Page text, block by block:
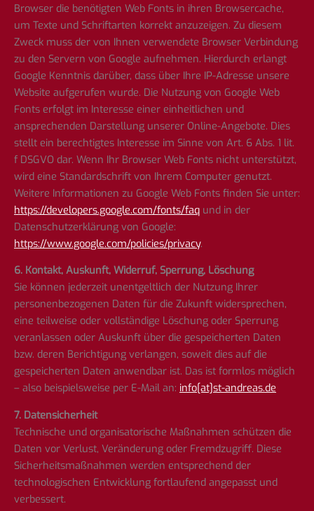
Browser die benötigten Web Fonts in ihren Browsercache,
um Texte und Schriftarten korrekt anzuzeigen. Zu diesem
Zweck muss der von Ihnen verwendete Browser Verbindung
zu den Servern von Google aufnehmen. Hierdurch erlangt
Google Kenntnis darüber, dass über Ihre IP-Adresse unsere
Website aufgerufen wurde. Die Nutzung von Google Web
Fonts erfolgt im Interesse einer einheitlichen und
ansprechenden Darstellung unserer Online-Angebote. Dies
stellt ein berechtigtes Interesse im Sinne von Art. 6 Abs. 1 lit.
f DSGVO dar. Wenn Ihr Browser Web Fonts nicht unterstützt,
wird eine Standardschrift von Ihrem Computer genutzt.
Weitere Informationen zu Google Web Fonts finden Sie unter:
https://developers.google.com/fonts/faq und in der
Datenschutzerklärung von Google:
https://www.google.com/policies/privacy.
6. Kontakt, Auskunft, Widerruf, Sperrung, Löschung
Sie können jederzeit unentgeltlich der Nutzung Ihrer
personenbezogenen Daten für die Zukunft widersprechen,
eine teilweise oder vollständige Löschung oder Sperrung
veranlassen oder Auskunft über die gespeicherten Daten
bzw. deren Berichtigung verlangen, soweit dies auf die
gespeicherten Daten anwendbar ist. Das ist formlos möglich
– also beispielsweise per E-Mail an: info[at]st-andreas.de
7. Datensicherheit
Technische und organisatorische Maßnahmen schützen die
Daten vor Verlust, Veränderung oder Fremdzugriff. Diese
Sicherheitsmaßnahmen werden entsprechend der
technologischen Entwicklung fortlaufend angepasst und
verbessert.